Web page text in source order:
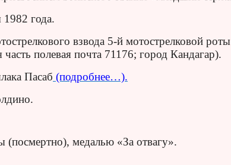
1982 года.
взвода 5-й мотострелковой
полевая почта 71176; город Кандагар).
Пасаб (подробнее…).
медалью «За отвагу».